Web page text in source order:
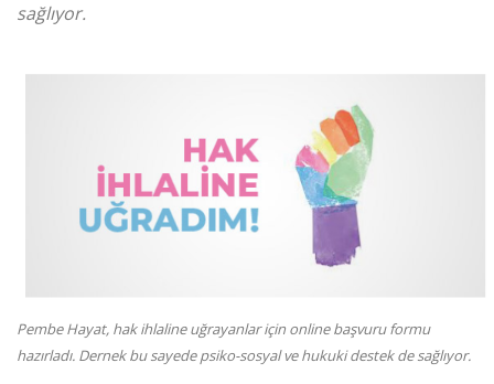
sağlıyor.
Pembe Hayat, hak ihlaline uğrayanlar için online başvuru formu
hazırladı. Dernek bu sayede psiko-sosyal ve hukuki destek de sağlıyor.